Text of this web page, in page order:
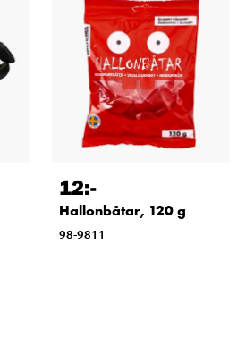
12:-
Hallonbåtar, 120 g
98-9811